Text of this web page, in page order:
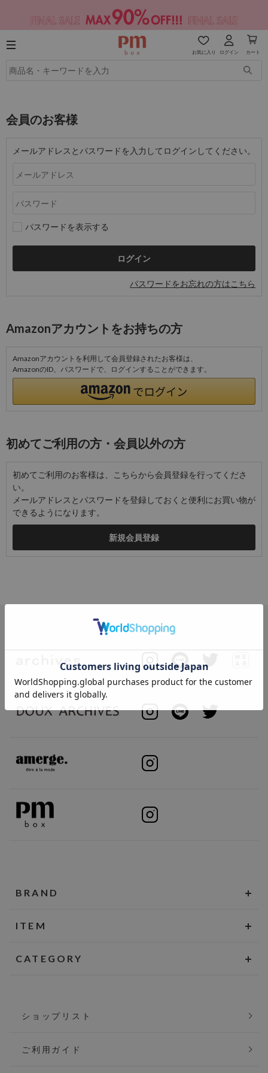
お気に入り ログイン カート
会員のお客様
メールアドレスとパスワードを入力してログインしてください。
パスワードを表示する
パスワードをお忘れの方はこちら
Amazonアカウントをお持ちの方
Amazonアカウントを利用して会員登録されたお客様は、
AmazonのID、パスワードで、ログインすることができます。
初めてご利用の方・会員以外の方
初めてご利用のお客様は、こちらから会員登録を行ってくださ
い。
メールアドレスとパスワードを登録しておくと便利にお買い物が
できるようになります。
BRAND
ITEM
CATEGORY
ショップリスト
ご利用ガイド